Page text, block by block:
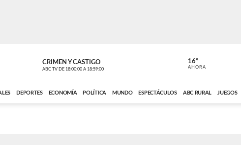
CRIMEN Y CASTIGO
ABC TV DE 18:00:00 A 18:59:00 ABC CARDINAL
16º
AHORA
DEPORTES ECONOMÍA POLÍTICA MUNDO ESPECTÁCULOS ABC RURAL JUEGOS